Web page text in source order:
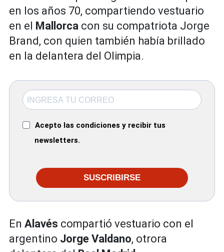
en los años 70, compartiendo vestuario
en el
Mallorca con su compatriota Jorge
Brand, con quien también había brillado
en la delantera del Olimpia.
Acepto las condiciones y recibir tus
newsletters.
SUSCRIBIRSE
En Alavés compartió vestuario con el
argentino Jorge Valdano, otrora